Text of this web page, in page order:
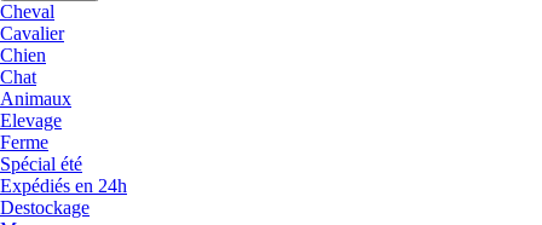
Cheval
Cavalier
Chien
Chat
Animaux
Elevage
Ferme
Spécial été
Expédiés en 24h
Destockage